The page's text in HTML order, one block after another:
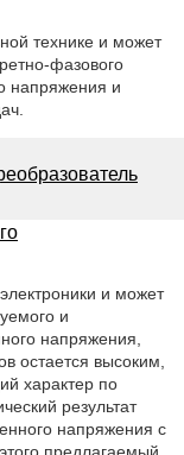
технике и может
фазового
напряжения и
и может
и
напряжения,
остается высоким,
характер по
результат
напряжения с